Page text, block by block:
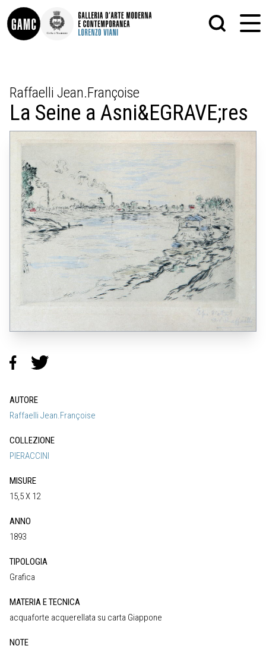
INFO
CONTATTI
DIDATTICA
SHOP
LE COLLEZIONI
LORENZO VIANI
MOSTRE
EVENTI
PALAZZO DELLE MUSE
PITTURA
SCULTURA
STAMPA
ALTRO
MATRICI XILOGRAFICHE
FOTOGRAFIA
Raffaelli Jean.Françoise
La Seine a Asni&EGRAVE;res
AUTORE
Raffaelli Jean.Françoise
COLLEZIONE
PIERACCINI
MISURE
15,5 X 12
ANNO
1893
TIPOLOGIA
Grafica
MATERIA E TECNICA
acquaforte acquerellata su carta Giappone
NOTE